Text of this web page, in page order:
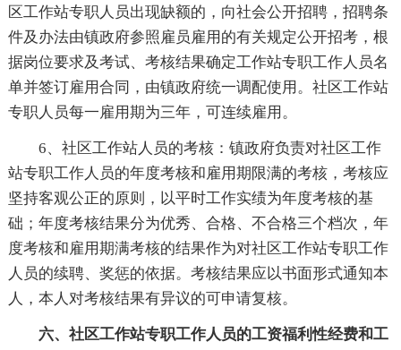
区工作站专职人员出现缺额的，向社会公开招聘，招聘条
件及办法由镇政府参照雇员雇用的有关规定公开招考，根
据岗位要求及考试、考核结果确定工作站专职工作人员名
单并签订雇用合同，由镇政府统一调配使用。社区工作站
专职人员每一雇用期为三年，可连续雇用。
6、社区工作站人员的考核：镇政府负责对社区工作
站专职工作人员的年度考核和雇用期限满的考核，考核应
坚持客观公正的原则，以平时工作实绩为年度考核的基
础；年度考核结果分为优秀、合格、不合格三个档次，年
度考核和雇用期满考核的结果作为对社区工作站专职工作
人员的续聘、奖惩的依据。考核结果应以书面形式通知本
人，本人对考核结果有异议的可申请复核。
六、社区工作站专职工作人员的工资福利性经费和工